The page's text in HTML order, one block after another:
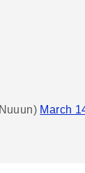
March